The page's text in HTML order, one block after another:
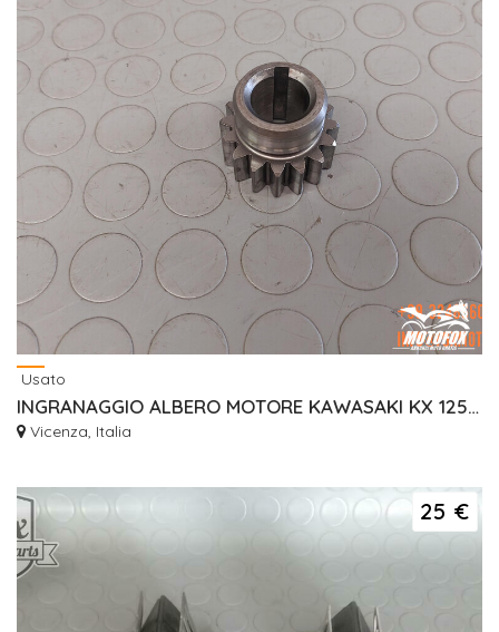
Usato
INGRANAGGIO ALBERO MOTORE KAWASAKI KX 125 1992 1993 130971302
Vicenza, Italia
25 €